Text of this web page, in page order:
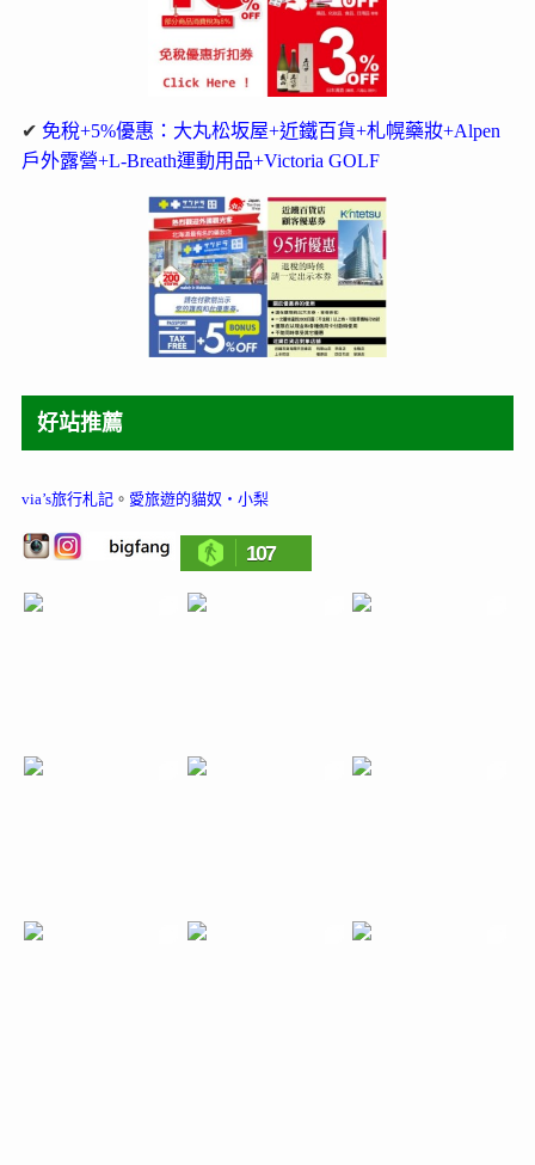
✔ 免稅+5%優惠：大丸松坂屋+近鐵百貨+札幌藥妝+Alpen
戶外露營+L-Breath運動用品+Victoria GOLF
好站推薦
via’s旅行札記。 愛旅遊的貓奴‧小梨
107